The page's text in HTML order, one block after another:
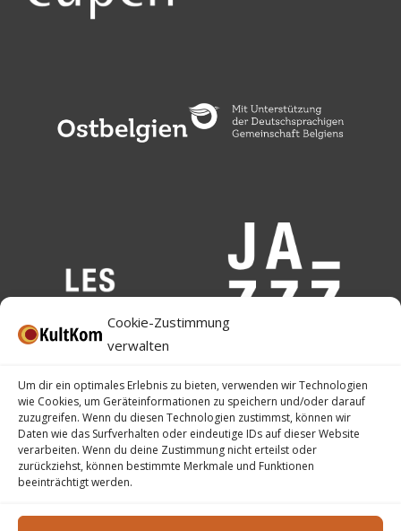
Cookie-Zustimmung
verwalten
Um dir ein optimales Erlebnis zu bieten, verwenden wir Technologien
wie Cookies, um Geräteinformationen zu speichern und/oder darauf
zuzugreifen. Wenn du diesen Technologien zustimmst, können wir
Daten wie das Surfverhalten oder eindeutige IDs auf dieser Website
verarbeiten. Wenn du deine Zustimmung nicht erteilst oder
zurückziehst, können bestimmte Merkmale und Funktionen
beeinträchtigt werden.